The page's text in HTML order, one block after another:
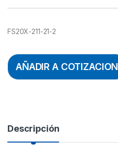
FS20X-211-21-2
AÑADIR A COTIZACION
Descripción